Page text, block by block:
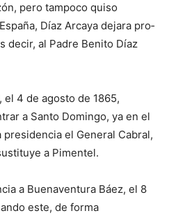
pero tampoco quiso
Díaz Arcaya dejara pro­
decir, al Padre Benito Díaz
el 4 de agosto de 1865,
a Santo Domingo, ya en el
el General Cabral,
a Pimen­tel.
a Buenaventura Báez, el 8
este, de for­ma